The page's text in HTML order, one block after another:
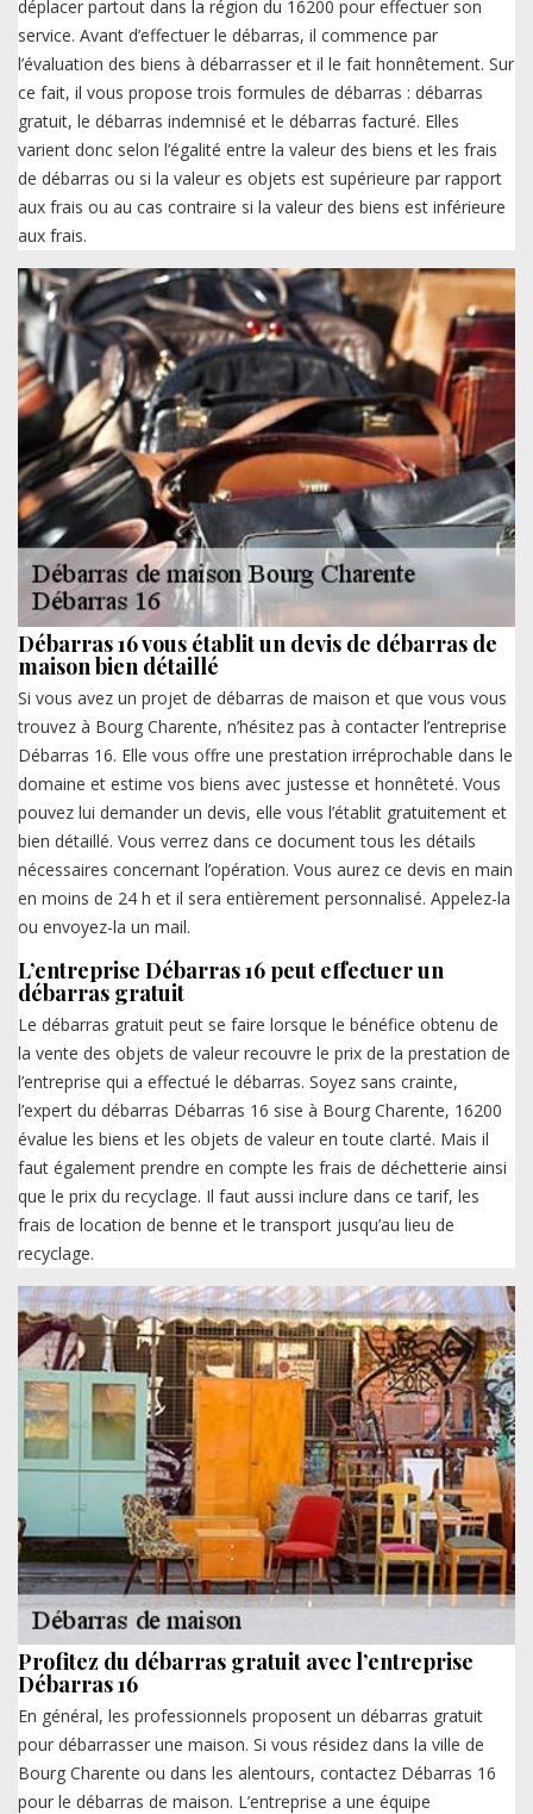
déplacer partout dans la région du 16200 pour effectuer son
service. Avant d’effectuer le débarras, il commence par
l’évaluation des biens à débarrasser et il le fait honnêtement. Sur
ce fait, il vous propose trois formules de débarras : débarras
gratuit, le débarras indemnisé et le débarras facturé. Elles
varient donc selon l’égalité entre la valeur des biens et les frais
de débarras ou si la valeur es objets est supérieure par rapport
aux frais ou au cas contraire si la valeur des biens est inférieure
aux frais.
Débarras 16 vous établit un devis de débarras de
maison bien détaillé
Si vous avez un projet de débarras de maison et que vous vous
trouvez à Bourg Charente, n’hésitez pas à contacter l’entreprise
Débarras 16. Elle vous offre une prestation irréprochable dans le
domaine et estime vos biens avec justesse et honnêteté. Vous
pouvez lui demander un devis, elle vous l’établit gratuitement et
bien détaillé. Vous verrez dans ce document tous les détails
nécessaires concernant l’opération. Vous aurez ce devis en main
en moins de 24 h et il sera entièrement personnalisé. Appelez-la
ou envoyez-la un mail.
L’entreprise Débarras 16 peut effectuer un
débarras gratuit
Le débarras gratuit peut se faire lorsque le bénéfice obtenu de
la vente des objets de valeur recouvre le prix de la prestation de
l’entreprise qui a effectué le débarras. Soyez sans crainte,
l’expert du débarras Débarras 16 sise à Bourg Charente, 16200
évalue les biens et les objets de valeur en toute clarté. Mais il
faut également prendre en compte les frais de déchetterie ainsi
que le prix du recyclage. Il faut aussi inclure dans ce tarif, les
frais de location de benne et le transport jusqu’au lieu de
recyclage.
Profitez du débarras gratuit avec l’entreprise
Débarras 16
En général, les professionnels proposent un débarras gratuit
pour débarrasser une maison. Si vous résidez dans la ville de
Bourg Charente ou dans les alentours, contactez Débarras 16
pour le débarras de maison. L’entreprise a une équipe